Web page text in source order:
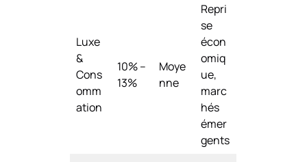
Luxe
&
Cons
omm
ation
10% –
13%
Moye
nne
Repri
se
écon
omiq
ue,
marc
hés
émer
gents